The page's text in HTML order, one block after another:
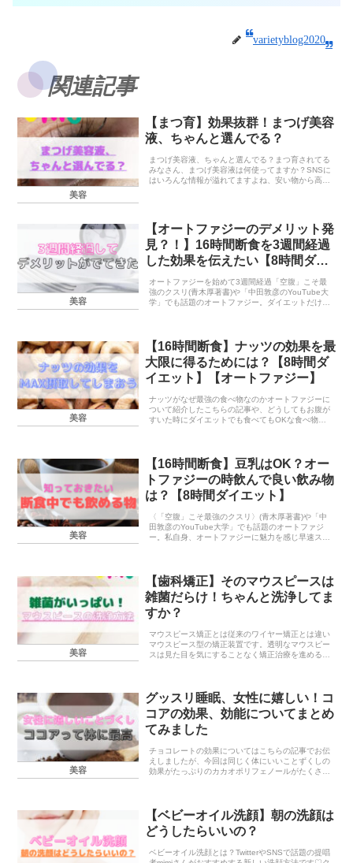
varietyblog2020
関連記事
美容
【まつ育】効果抜群！まつげ美容
液、ちゃんと選んでる？
まつげ美容液、ちゃんと選んでる？まつ育されてる
みなさん、まつげ美容液は何使ってますか？SNSに
はいろんな情報が溢れてますよね、安い物から高い
美容
【オートファジーのデメリット発
見？！】16時間断食を3週間経過
した効果を伝えたい【8時間ダイ
エット】
オートファジーを始めて3週間経過「空腹」こそ最
強のクスリ(青木厚著書)や「中田敦彦のYouTube大
学」でも話題のオートファジー。ダイエットだけで
美容
【16時間断食】ナッツの効果を最
大限に得るためには？【8時間ダ
イエット】【オートファジー】
ナッツがなぜ最強の食べ物なのかオートファジーに
ついて紹介したこちらの記事や、どうしてもお腹が
すいた時にダイエットでも食べてもOKな食べ物に
美容
【16時間断食】豆乳はOK？オー
トファジーの時飲んで良い飲み物
は？【8時間ダイエット】
〈「空腹」こそ最強のクスリ〉(青木厚著書)や「中
田敦彦のYouTube大学」でも話題のオートファジ
ー。私自身、オートファジーに魅力を感じ早速スタ
美容
【歯科矯正】そのマウスピースは
雑菌だらけ！ちゃんと洗浄してま
すか？
マウスピース矯正とは従来のワイヤー矯正とは違い
マウスピース型の矯正装置です。透明なマウスピー
スは見た目を気にすることなく矯正治療を進めるこ
美容
グッスリ睡眠、女性に嬉しい！コ
コアの効果、効能についてまとめ
てみました
チョコレートの効果についてはこちらの記事でお伝
えしましたが、今回は同じく体にいいことずくしの
効果がたっぷりのカカオポリフェノールがたくさん
【ベビーオイル洗顔】朝の洗顔は
どうしたらいいの？
ベビーオイル洗顔とは？TwitterやSNSで話題の提唱